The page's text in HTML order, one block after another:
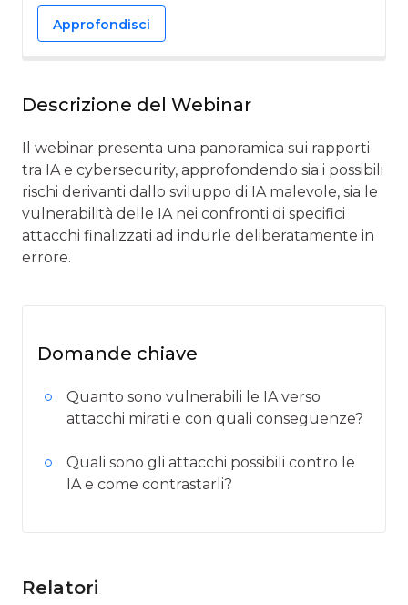
Approfondisci
Descrizione del Webinar
Il webinar presenta una panoramica sui rapporti
tra IA e cybersecurity, approfondendo sia i possibili
rischi derivanti dallo sviluppo di IA malevole, sia le
vulnerabilità delle IA nei confronti di specifici
attacchi finalizzati ad indurle deliberatamente in
errore.
Domande chiave
Quanto sono vulnerabili le IA verso
attacchi mirati e con quali conseguenze?
Quali sono gli attacchi possibili contro le
IA e come contrastarli?
Relatori